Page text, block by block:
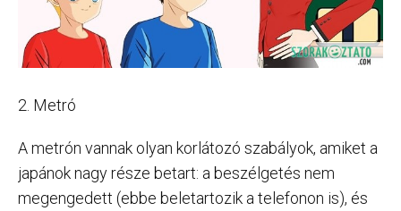
2. Metró
A metrón vannak olyan korlátozó szabályok, amiket a
japánok nagy része betart: a beszélgetés nem
megengedett (ebbe beletartozik a telefonon is), és